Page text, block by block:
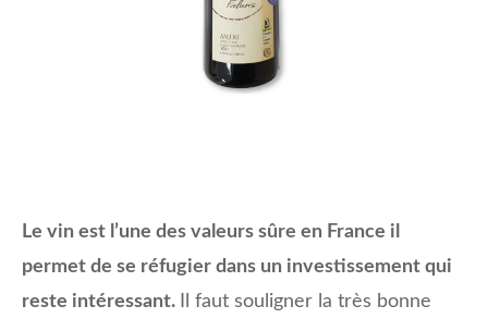
Le vin est l’une des valeurs sûre en France il
permet de se réfugier dans un investissement qui
reste intéressant.
Il faut souligner la très bonne